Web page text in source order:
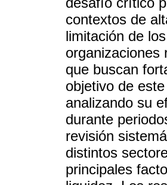
contextos de
limitación de
organizaciones
que buscan
objetivo de
analizando su
durante
revisión
distintos
principales